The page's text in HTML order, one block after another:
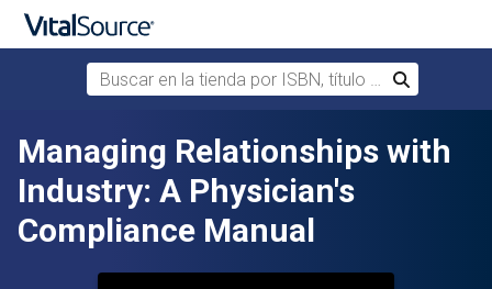
Saltar al contenido principal
Buscar en la tienda por ISBN, título o autor
Buscar
Managing Relationships with
Industry: A Physician's
Compliance Manual